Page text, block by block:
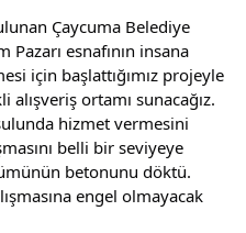
Çaycuma Belediye
Pazarı esnafının insana
için başlattığımız projeyle
alışveriş ortamı sunacağız.
hizmet vermesini
belli bir seviyeye
betonunu döktü.
engel olmayacak